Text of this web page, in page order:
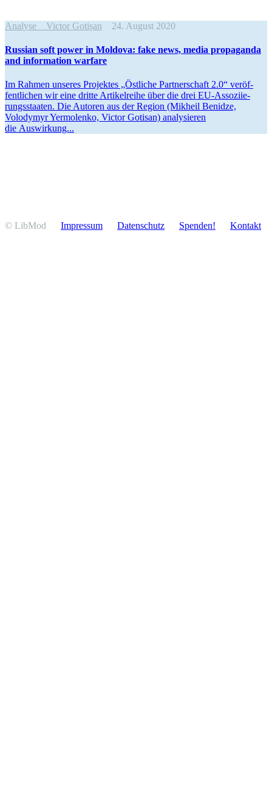
Analyse Victor Gotișan 24. August 2020
Russian soft power in Moldova: fake news, media propa­ganda
and infor­mation warfare
Im Rahmen unseres Pro­jek­tes „Öst­li­che Part­ner­schaft 2.0“ ver­öf­
fent­li­chen wir eine dritte Arti­kel­reihe über die drei EU-Asso­­­­zi­ie­­
rungs­­­­­­­staa­­ten. Die Autoren aus der Region (Mikheil Benidze,
Volodymyr Yermo­lenko, Victor Gotisan) ana­ly­sie­ren
die Auswirkung...
© LibMod Impressum Daten­schutz Spenden! Kontakt